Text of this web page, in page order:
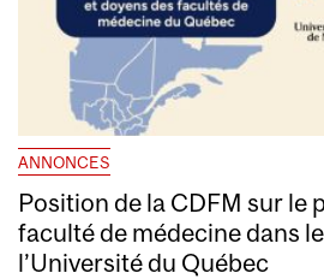
ANNONCES
Position de la CDFM sur le
faculté de médecine dans
l’Université du Québec